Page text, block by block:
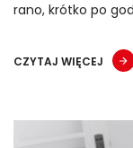
rano, krótko po
CZYTAJ WIĘCEJ